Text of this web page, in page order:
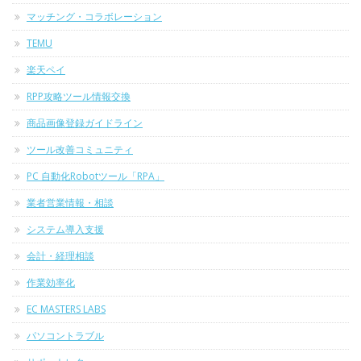
マッチング・コラボレーション
TEMU
楽天ペイ
RPP攻略ツール情報交換
商品画像登録ガイドライン
ツール改善コミュニティ
PC 自動化Robotツール「RPA」
業者営業情報・相談
システム導入支援
会計・経理相談
作業効率化
EC MASTERS LABS
パソコントラブル